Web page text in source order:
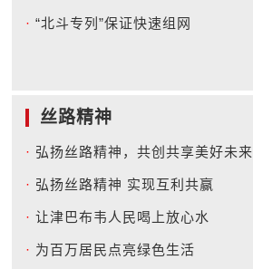
· “北斗专列”保证快速组网
丝路精神
· 弘扬丝路精神，共创共享美好未来
· 弘扬丝路精神 实现互利共赢
· 让津巴布韦人民喝上放心水
· 为百万居民点亮绿色生活